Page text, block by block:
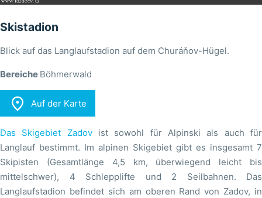
Skistadion
Blick auf das Langlaufstadion auf dem Churáňov-Hügel.
Bereiche Böhmerwald
 Auf der Karte
Das Skigebiet Zadovist sowohl für Alpinski als auch für
Langlauf bestimmt. Im alpinen Skigebiet gibt es insgesamt 7
Skipisten (Gesamtlänge 4,5 km, überwiegend leicht bis
mittelschwer), 4 Schlepplifte und 2 Seilbahnen. Das
Langlaufstadion befindet sich am oberen Rand von Zadov, in